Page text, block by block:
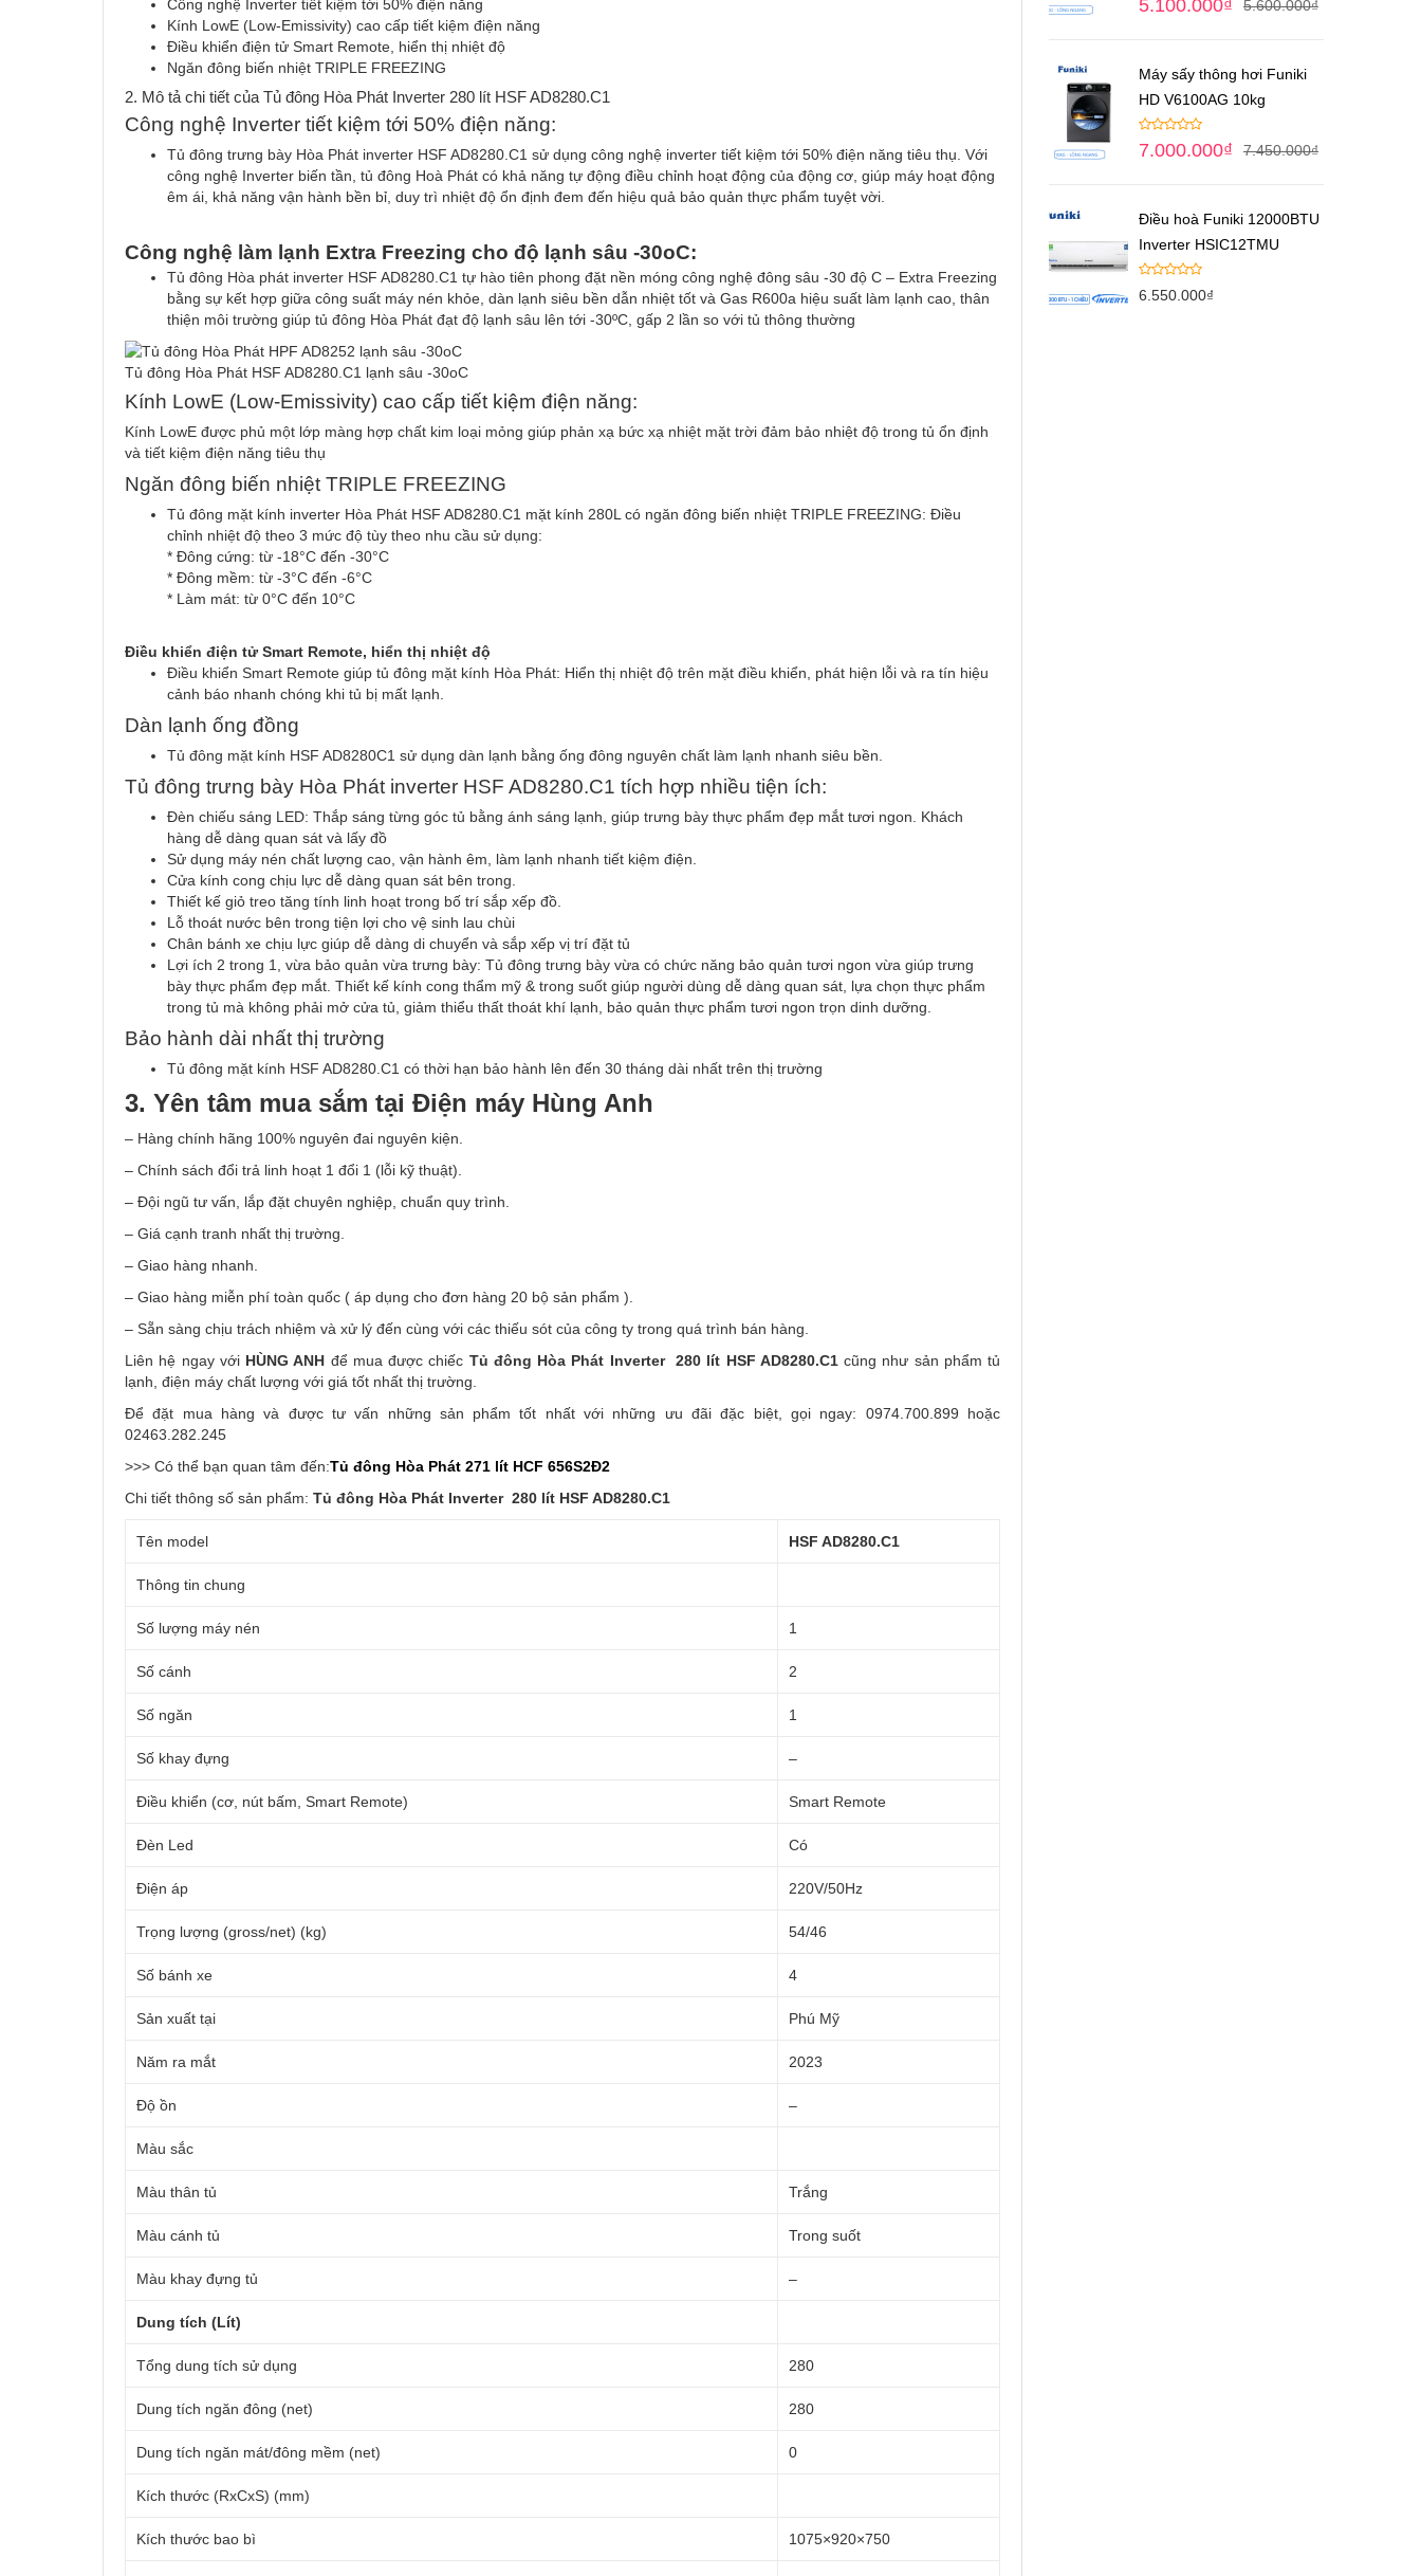
Công nghệ Inverter tiết kiệm tới 50% điện năng
Kính LowE (Low-Emissivity) cao cấp tiết kiệm điện năng
Điều khiển điện tử Smart Remote, hiển thị nhiệt độ
Ngăn đông biến nhiệt TRIPLE FREEZING
2. Mô tả chi tiết của Tủ đông Hòa Phát Inverter 280 lít HSF AD8280.C1
Công nghệ Inverter tiết kiệm tới 50% điện năng:
Tủ đông trưng bày Hòa Phát inverter HSF AD8280.C1 sử dụng công nghệ inverter tiết kiệm tới 50% điện năng tiêu thụ. Với
công nghệ Inverter biến tần, tủ đông Hoà Phát có khả năng tự động điều chỉnh hoạt động của động cơ, giúp máy hoạt động
êm ái, khả năng vận hành bền bỉ, duy trì nhiệt độ ổn định đem đến hiệu quả bảo quản thực phẩm tuyệt vời.
Công nghệ làm lạnh Extra Freezing cho độ lạnh sâu -30oC:
Tủ đông Hòa phát inverter HSF AD8280.C1 tự hào tiên phong đặt nền móng công nghệ đông sâu -30 độ C – Extra Freezing
bằng sự kết hợp giữa công suất máy nén khỏe, dàn lạnh siêu bền dẫn nhiệt tốt và Gas R600a hiệu suất làm lạnh cao, thân
thiện môi trường giúp tủ đông Hòa Phát đạt độ lạnh sâu lên tới -30ºC, gấp 2 lần so với tủ thông thường
Tủ đông Hòa Phát HSF AD8280.C1 lạnh sâu -30oC
Kính LowE (Low-Emissivity) cao cấp tiết kiệm điện năng:
Kính LowE được phủ một lớp màng hợp chất kim loại mỏng giúp phản xạ bức xạ nhiệt mặt trời đảm bảo nhiệt độ trong tủ ổn định
và tiết kiệm điện năng tiêu thụ
Ngăn đông biến nhiệt TRIPLE FREEZING
Tủ đông mặt kính inverter Hòa Phát HSF AD8280.C1 mặt kính 280L có ngăn đông biến nhiệt TRIPLE FREEZING: Điều
chỉnh nhiệt độ theo 3 mức độ tùy theo nhu cầu sử dụng:
* Đông cứng: từ -18°C đến -30°C
* Đông mềm: từ -3°C đến -6°C
* Làm mát: từ 0°C đến 10°C
Điều khiển điện tử Smart Remote, hiển thị nhiệt độ
Điều khiển Smart Remote giúp tủ đông mặt kính Hòa Phát: Hiển thị nhiệt độ trên mặt điều khiển, phát hiện lỗi và ra tín hiệu
cảnh báo nhanh chóng khi tủ bị mất lạnh.
Dàn lạnh ống đồng
Tủ đông mặt kính HSF AD8280C1 sử dụng dàn lạnh bằng ống đông nguyên chất làm lạnh nhanh siêu bền.
Tủ đông trưng bày Hòa Phát inverter HSF AD8280.C1 tích hợp nhiều tiện ích:
Đèn chiếu sáng LED: Thắp sáng từng góc tủ bằng ánh sáng lạnh, giúp trưng bày thực phẩm đẹp mắt tươi ngon. Khách
hàng dễ dàng quan sát và lấy đồ
Sử dụng máy nén chất lượng cao, vận hành êm, làm lạnh nhanh tiết kiệm điện.
Cửa kính cong chịu lực dễ dàng quan sát bên trong.
Thiết kế giỏ treo tăng tính linh hoạt trong bố trí sắp xếp đồ.
Lỗ thoát nước bên trong tiện lợi cho vệ sinh lau chùi
Chân bánh xe chịu lực giúp dễ dàng di chuyển và sắp xếp vị trí đặt tủ
Lợi ích 2 trong 1, vừa bảo quản vừa trưng bày: Tủ đông trưng bày vừa có chức năng bảo quản tươi ngon vừa giúp trưng
bày thực phẩm đẹp mắt. Thiết kế kính cong thẩm mỹ & trong suốt giúp người dùng dễ dàng quan sát, lựa chọn thực phẩm
trong tủ mà không phải mở cửa tủ, giảm thiểu thất thoát khí lạnh, bảo quản thực phẩm tươi ngon trọn dinh dưỡng.
Bảo hành dài nhất thị trường
Tủ đông mặt kính HSF AD8280.C1 có thời hạn bảo hành lên đến 30 tháng dài nhất trên thị trường
3. Yên tâm mua sắm tại Điện máy Hùng Anh
– Hàng chính hãng 100% nguyên đai nguyên kiện.
– Chính sách đổi trả linh hoạt 1 đổi 1 (lỗi kỹ thuật).
– Đội ngũ tư vấn, lắp đặt chuyên nghiệp, chuẩn quy trình.
– Giá cạnh tranh nhất thị trường.
– Giao hàng nhanh.
– Giao hàng miễn phí toàn quốc ( áp dụng cho đơn hàng 20 bộ sản phẩm ).
– Sẵn sàng chịu trách nhiệm và xử lý đến cùng với các thiếu sót của công ty trong quá trình bán hàng.
Liên hệ ngay với HÙNG ANH để mua được chiếc Tủ đông Hòa Phát Inverter 280 lít HSF AD8280.C1 cũng như sản phẩm tủ
lạnh, điện máy chất lượng với giá tốt nhất thị trường.
Để đặt mua hàng và được tư vấn những sản phẩm tốt nhất với những ưu đãi đặc biệt, gọi ngay: 0974.700.899 hoặc
02463.282.245
>>> Có thể bạn quan tâm đến:Tủ đông Hòa Phát 271 lít HCF 656S2Đ2
Chi tiết thông số sản phẩm: Tủ đông Hòa Phát Inverter 280 lít HSF AD8280.C1
Tên model HSF AD8280.C1
Thông tin chung
Số lượng máy nén 1
Số cánh 2
Số ngăn 1
Số khay đựng –
Điều khiển (cơ, nút bấm, Smart Remote) Smart Remote
Đèn Led Có
Điện áp 220V/50Hz
Trọng lượng (gross/net) (kg) 54/46
Số bánh xe 4
Sản xuất tại Phú Mỹ
Năm ra mắt 2023
Độ ồn –
Màu sắc
Màu thân tủ Trắng
Màu cánh tủ Trong suốt
Màu khay đựng tủ –
Dung tích (Lít)
Tổng dung tích sử dụng 280
Dung tích ngăn đông (net) 280
Dung tích ngăn mát/đông mềm (net) 0
Kích thước (RxCxS) (mm)
Kích thước bao bì 1075×920×750
5.600.000₫
5.100.000₫
Máy sấy thông hơi Funiki
HD V6100AG 10kg
7.450.000₫
7.000.000₫
Điều hoà Funiki 12000BTU
Inverter HSIC12TMU
6.550.000₫